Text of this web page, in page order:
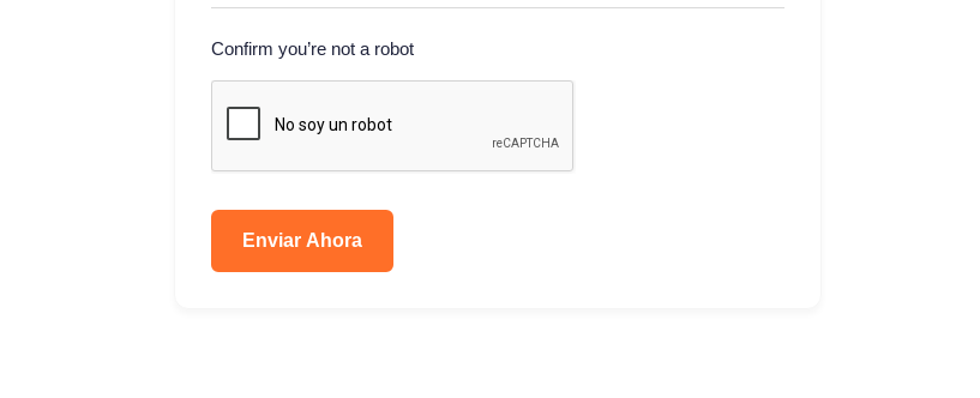
Confirm you’re not a robot
Enviar Ahora